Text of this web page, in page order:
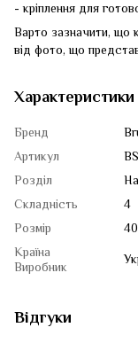
- кріплення для
Варто зазначити, що
від фото, що
Характеристики
Бренд
Артикул
Розділ
Складність
4
Розмір
Країна
Виробник
Відгуки